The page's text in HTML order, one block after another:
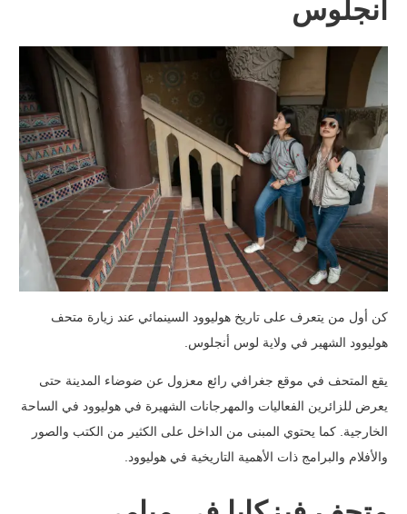
أنجلوس
كن أول من يتعرف على تاريخ هوليوود السينمائي عند زيارة متحف
هوليوود الشهير في ولاية لوس أنجلوس.
يقع المتحف في موقع جغرافي رائع معزول عن ضوضاء المدينة حتى
يعرض للزائرين الفعاليات والمهرجانات الشهيرة في هوليوود في الساحة
الخارجية. كما يحتوي المبنى من الداخل على الكثير من الكتب والصور
والأفلام والبرامج ذات الأهمية التاريخية في هوليوود.